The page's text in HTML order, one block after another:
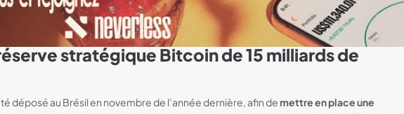
stratégique Bitcoin de 15 milliards de
déposé au Brésil en novembre de l’année dernière, afin de mettre en place une